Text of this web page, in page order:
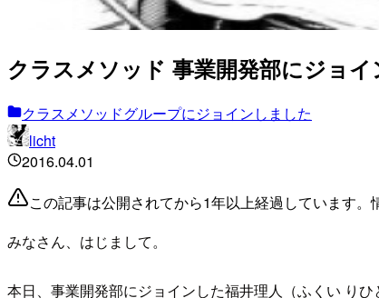
クラスメソッド 事業開発部にジョ
クラスメソッドグループにジョインしました
licht
2016.04.01
この記事は公開されてから1年以上経過しています。
みなさん、はじまして。
本日、事業開発部にジョインした福井理人（ふくい りひ